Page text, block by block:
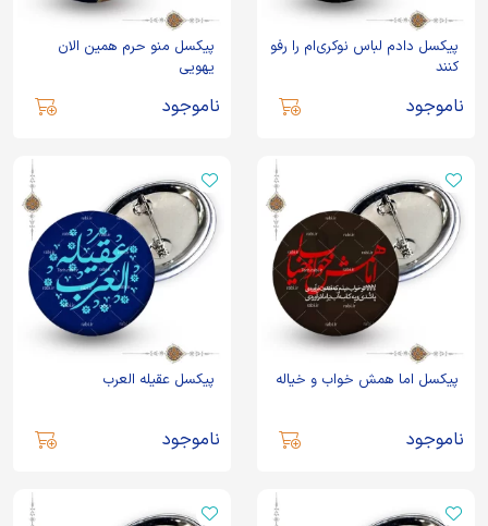
پیکسل دادم لباس نوکری‌ام را رفو
کنند
ناموجود
پیکسل منو حرم همین الان
یهویی
ناموجود
پیکسل اما همش خواب و خیاله
ناموجود
پیکسل عقیله العرب
ناموجود